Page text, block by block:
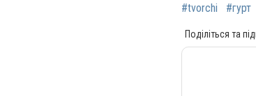
#tvorchi #гурт
Поділіться та